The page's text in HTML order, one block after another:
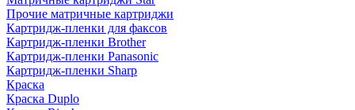
Прочие матричные картриджи
Картридж-пленки для факсов
Картридж-пленки Brother
Картридж-пленки Panasonic
Картридж-пленки Sharp
Краска
Краска Duplo